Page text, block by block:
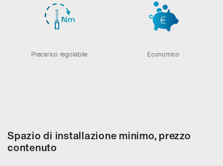
Precarico regolabile Economico
Spazio di installazione minimo, prezzo
contenuto